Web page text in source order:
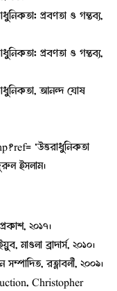
প্রবণতা ও গন্তব্য,
প্রবণতা ও গন্তব্য,
আনন্দ ঘোষ
‘উত্তরাধুনিকতা
ইসলাম।
২০১৭।
মাওলা ব্রাদার্স, ২০১০।
সম্পাদিত, রত্নাবলী, ২০০৯।
Christopher